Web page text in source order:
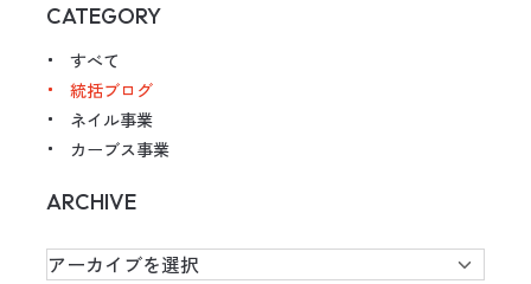
CATEGORY
すべて
統括ブログ
ネイル事業
カーブス事業
ARCHIVE